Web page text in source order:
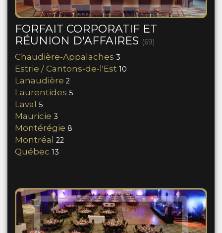
FORFAIT CORPORATIF ET
RÉUNION D'AFFAIRES (69)
Chaudière-Appalaches 3
Estrie / Cantons-de-l'Est 10
Lanaudière 2
Laurentides 5
Laval 5
Mauricie 3
Montérégie 8
Montréal 22
Québec 13